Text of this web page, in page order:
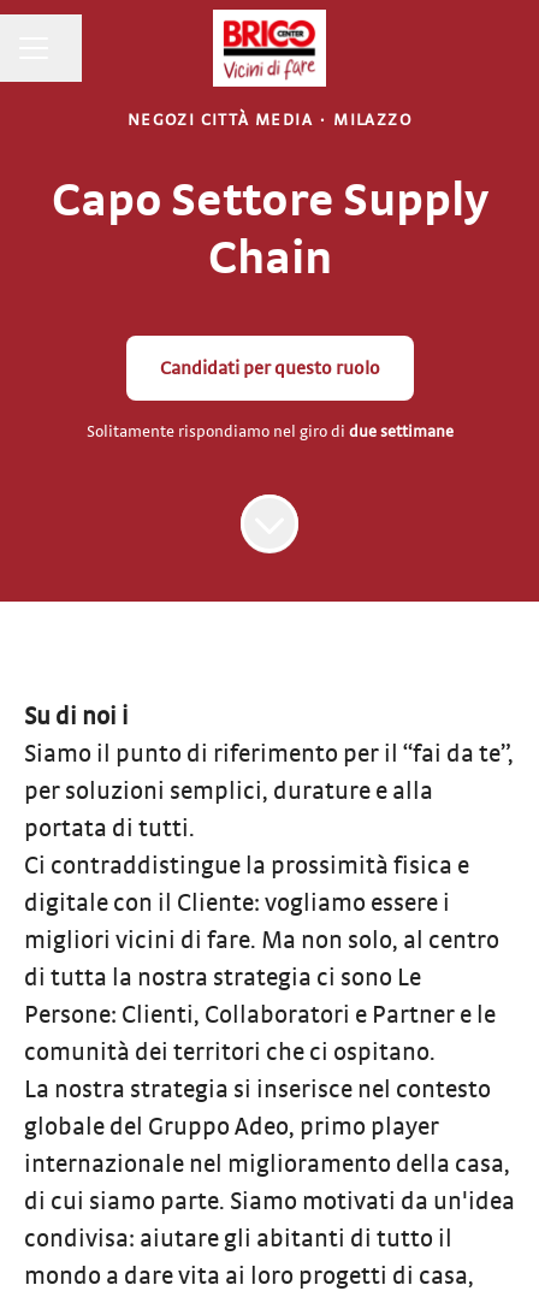
NEGOZI CITTÀ MEDIA · MILAZZO
Capo Settore Supply
Chain
Candidati per questo ruolo
Solitamente rispondiamo nel giro di due settimane
Su di noi ℹ️
Siamo il punto di riferimento per il “fai da te”,
per soluzioni semplici, durature e alla
portata di tutti.
Ci contraddistingue la prossimità fisica e
digitale con il Cliente: vogliamo essere i
migliori vicini di fare. Ma non solo, al centro
di tutta la nostra strategia ci sono Le
Persone: Clienti, Collaboratori e Partner e le
comunità dei territori che ci ospitano.
La nostra strategia si inserisce nel contesto
globale del Gruppo Adeo, primo player
internazionale nel miglioramento della casa,
di cui siamo parte. Siamo motivati da un'idea
condivisa: aiutare gli abitanti di tutto il
mondo a dare vita ai loro progetti di casa,